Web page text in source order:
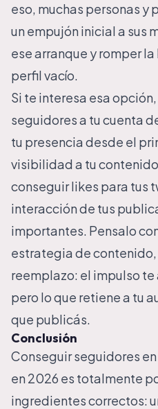
eso, muchas personas
un empujón inicial a sus
ese arranque y romper
perfil vacío.
Si te interesa esa
seguidores a tu cuenta
tu presencia desde el
visibilidad a tu
conseguir likes para tus
interacción de tus
importantes. Pensalo
estrategia de contenido,
reemplazo: el impulso
pero lo que retiene a tu
que publicás.
Conclusión
Conseguir seguidores
en 2026 es totalmente
ingredientes correctos: